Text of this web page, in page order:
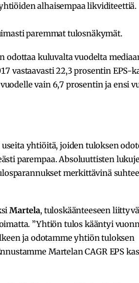
alhaisempaa likviditeettiä.
paremmat tulosnäkymät.
kuluvalta vuodelta
vastaavasti 22,3 prosentin EPS-
vain 6,7 prosentin ja ensi
yhtiöitä, joiden tuloksen
parempaa. Absoluuttisten
merkittävinä
Martela, tuloskäänteeseen
”Yhtiön tulos kääntyi
ja odotamme yhtiön tuloksen
Martelan CAGR EPS